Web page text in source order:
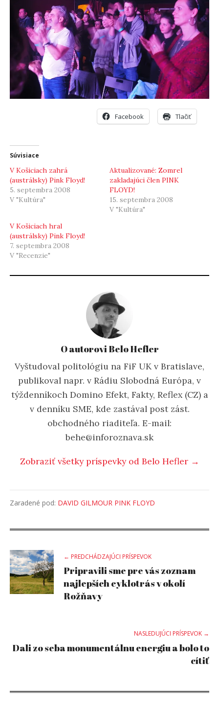
Facebook Tlačiť
Súvisiace
V Košiciach zahrá
(austrálsky) Pink Floyd!
5. septembra 2008
V "Kultúra"
Aktualizované: Zomrel
zakladajúci člen PINK
FLOYD!
15. septembra 2008
V "Kultúra"
V Košiciach hral
(austrálsky) Pink Floyd!
7. septembra 2008
V "Recenzie"
O autorovi Belo Hefler
Vyštudoval politológiu na FiF UK v Bratislave,
publikoval napr. v Rádiu Slobodná Európa, v
týždenníkoch Domino Efekt, Fakty, Reflex (CZ) a
v denníku SME, kde zastával post zást.
obchodného riaditeľa. E-mail:
behe@inforoznava.sk
Zobraziť všetky príspevky od Belo Hefler →
Zaradené pod: DAVID GILMOUR PINK FLOYD
Post
navigation
← PREDCHÁDZAJÚCI PRÍSPEVOK
Pripravili sme pre vás zoznam
najlepších cyklotrás v okolí
Rožňavy
NASLEDUJÚCI PRÍSPEVOK →
Dali zo seba monumentálnu energiu a bolo to
cítiť